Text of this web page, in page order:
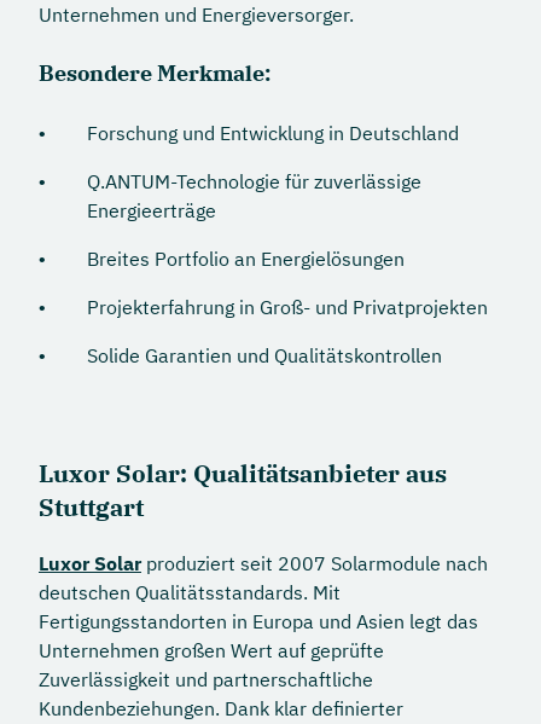
Unternehmen und Energieversorger.
Besondere Merkmale:
Forschung und Entwicklung in Deutschland
Q.ANTUM-Technologie für zuverlässige
Energieerträge
Breites Portfolio an Energielösungen
Projekterfahrung in Groß- und Privatprojekten
Solide Garantien und Qualitätskontrollen
Luxor Solar: Qualitätsanbieter aus
Stuttgart
Luxor Solarproduziert seit 2007 Solarmodule nach
deutschen Qualitätsstandards. Mit
Fertigungsstandorten in Europa und Asien legt das
Unternehmen großen Wert auf geprüfte
Zuverlässigkeit und partnerschaftliche
Kundenbeziehungen. Dank klar definierter